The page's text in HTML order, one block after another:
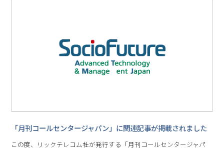
「月刊コールセンタージャパン」に関連記事が掲載されました
この度、リックテレコム社が発行する「月刊コールセンタージャパ